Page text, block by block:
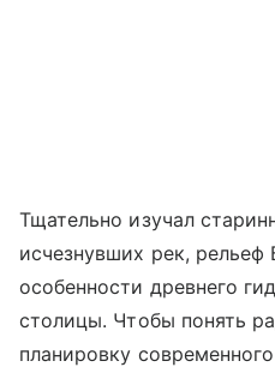
Тщательно изучал
исчезнувших рек,
особенности древнего
столицы. Чтобы понять
планировку